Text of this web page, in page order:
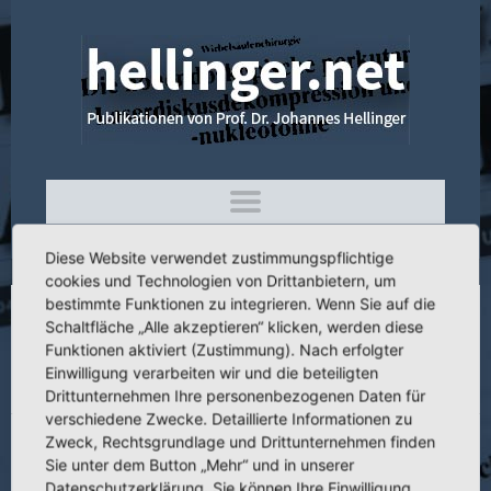
4.046 Die Behandlung von
Pseudoarthrosen langer Röhrenknochen
mit simultaner Beinverlängerung (Ilisarow)
Diese Website verwendet zustimmungspflichtige
cookies und Technologien von Drittanbietern, um
bestimmte Funktionen zu integrieren. Wenn Sie auf die
Schaltfläche „Alle akzeptieren“ klicken, werden diese
Funktionen aktiviert (Zustimmung). Nach erfolgter
Einwilligung verarbeiten wir und die beteiligten
Drittunternehmen Ihre personenbezogenen Daten für
verschiedene Zwecke. Detaillierte Informationen zu
Zweck, Rechtsgrundlage und Drittunternehmen finden
Sie unter dem Button „Mehr“ und in unserer